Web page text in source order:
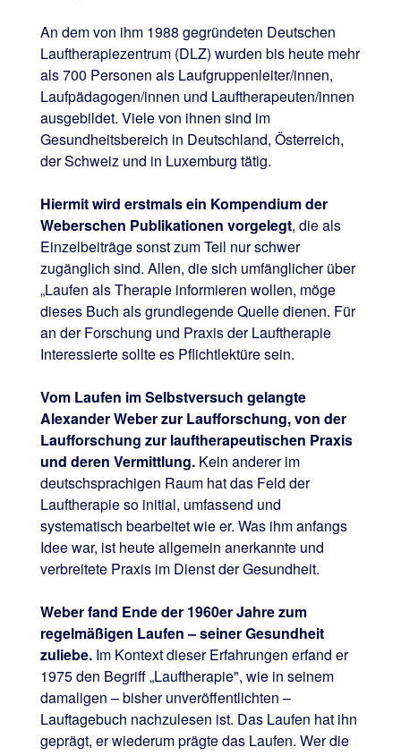
An dem von ihm 1988 gegründeten Deutschen
Lauftherapiezentrum (DLZ) wurden bis heute mehr
als 700 Personen als Laufgruppenleiter/innen,
Laufpädagogen/innen und Lauftherapeuten/innen
ausgebildet. Viele von ihnen sind im
Gesundheitsbereich in Deutschland, Österreich,
der Schweiz und in Luxemburg tätig.
Hiermit wird erstmals ein Kompendium der
Weberschen Publikationen vorgelegt, die als
Einzelbeiträge sonst zum Teil nur schwer
zugänglich sind. Allen, die sich umfänglicher über
„Laufen als Therapie informieren wollen, möge
dieses Buch als grundlegende Quelle dienen. Für
an der Forschung und Praxis der Lauftherapie
Interessierte sollte es Pflichtlektüre sein.
Vom Laufen im Selbstversuch gelangte
Alexander Weber zur Laufforschung, von der
Laufforschung zur lauftherapeutischen Praxis
und deren Vermittlung.Kein anderer im
deutschsprachigen Raum hat das Feld der
Lauftherapie so initial, umfassend und
systematisch bearbeitet wie er. Was ihm anfangs
Idee war, ist heute allgemein anerkannte und
verbreitete Praxis im Dienst der Gesundheit.
Weber fand Ende der 1960er Jahre zum
regelmäßigen Laufen – seiner Gesundheit
zuliebe.Im Kontext dieser Erfahrungen erfand er
1975 den Begriff „Lauftherapie", wie in seinem
damaligen – bisher unveröffentlichten –
Lauftagebuch nachzulesen ist. Das Laufen hat ihn
geprägt, er wiederum prägte das Laufen. Wer die